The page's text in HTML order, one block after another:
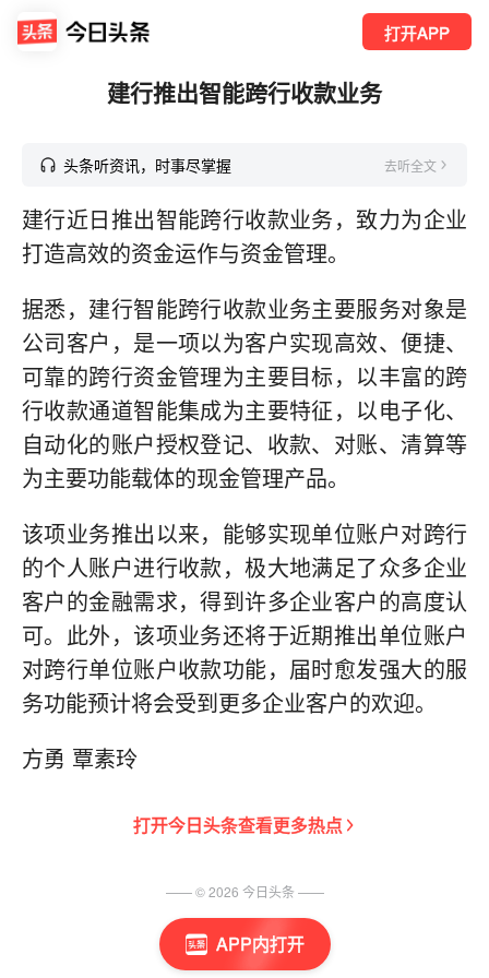
打开APP
APP内打开
建行推出智能跨行收款业务
头条听资讯，时事尽掌握 去听全文
建行近日推出智能跨行收款业务，致力为企业
打造高效的资金运作与资金管理。
据悉，建行智能跨行收款业务主要服务对象是
公司客户，是一项以为客户实现高效、便捷、
可靠的跨行资金管理为主要目标，以丰富的跨
行收款通道智能集成为主要特征，以电子化、
自动化的账户授权登记、收款、对账、清算等
为主要功能载体的现金管理产品。
该项业务推出以来，能够实现单位账户对跨行
的个人账户进行收款，极大地满足了众多企业
客户的金融需求，得到许多企业客户的高度认
可。此外，该项业务还将于近期推出单位账户
对跨行单位账户收款功能，届时愈发强大的服
务功能预计将会受到更多企业客户的欢迎。
方勇 覃素玲
打开今日头条查看更多热点
—— ©2026 今日头条 ——